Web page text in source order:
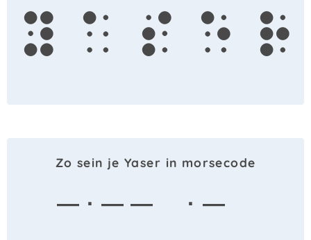
y a s e r
Zo sein je Yaser in morsecode
— · — —
· —